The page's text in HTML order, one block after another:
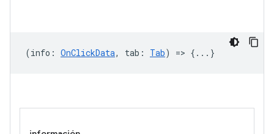
(info : OnClickData, tab : Tab) => {...}